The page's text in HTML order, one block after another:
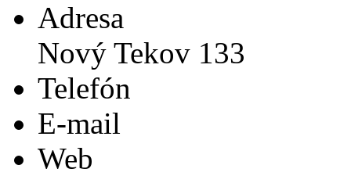
Adresa
Nový Tekov 133
Telefón
E-mail
Web